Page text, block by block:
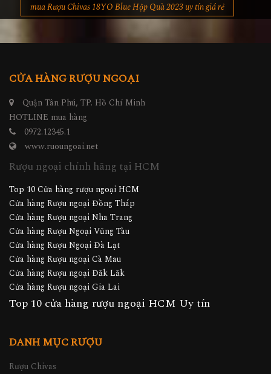
mua Rượu Chivas 18YO Blue Hộp Quà 2023 uy tín giá rẻ
CỬA HÀNG RƯỢU NGOẠI
Quận Tân Phú, TP. Hồ Chí Minh
HOTLINE mua hàng
0972.12345.1
www.ruoungoai.net
Rượu ngoại chính hãng tại HCM
Top 10 Cửa hàng rượu ngoại HCM
Cửa hàng Rượu ngoại Đồng Tháp
Cửa hàng Rượu ngoại Nha Trang
Cửa hàng Rượu Ngoại Vũng Tàu
Cửa hàng Rượu Ngoại Đà Lạt
Cửa hàng Rượu ngoại Cà Mau
Cửa hàng Rượu ngoại Đăk Lăk
Cửa hàng Rượu ngoại Gia Lai
Top 10 cửa hàng rượu ngoại HCM Uy tín
DANH MỤC RƯỢU
Rượu Chivas